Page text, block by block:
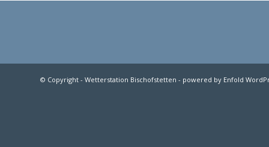
© Copyright - Wetterstation Bischofstetten - powered by Enfold